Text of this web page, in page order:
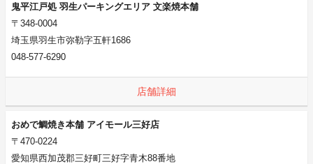
鬼平江戸処 羽生パーキングエリア 文楽焼本舗
〒348-0004
埼玉県羽生市弥勒字五軒1686
048-577-6290
店舗詳細
おめで鯛焼き本舗 アイモール三好店
〒470-0224
愛知県西加茂郡三好町三好字青木88番地